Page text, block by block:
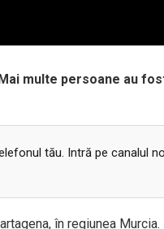
multe persoane au
tău. Intră pe canalul
în regiunea Murcia.